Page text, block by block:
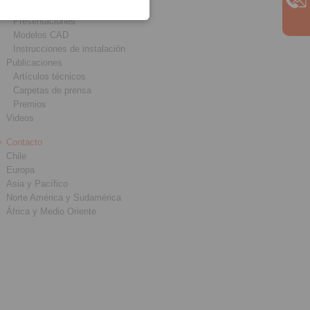
Presentaciones
Modelos CAD
Instrucciones de instalación
Publicaciones
Artículos técnicos
Carpetas de prensa
Premios
Videos
Contacto
Chile
Europa
Asia y Pacífico
Norte América y Sudamérica
África y Medio Oriente